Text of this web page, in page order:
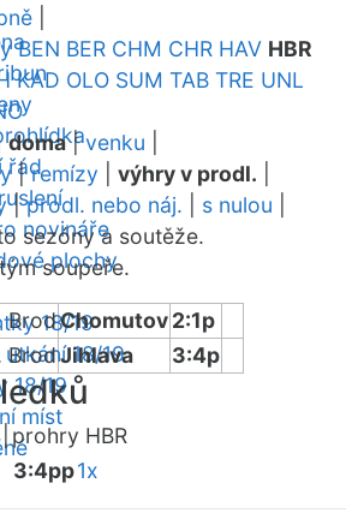
řád
novináře
plochy
18/19
18/19
18/19
míst
BEN BER CHM CHR HAV HBR
KAD OLO SUM TAB TRE UNL
doma|venku
|remízy výhry v prodl.
|prodl. nebo náj. s nulou
sezóny a soutěže.
soupeře.
BrodChomutov2:1p
BrodJihlava 3:4p
prohry HBR
3:4pp1x